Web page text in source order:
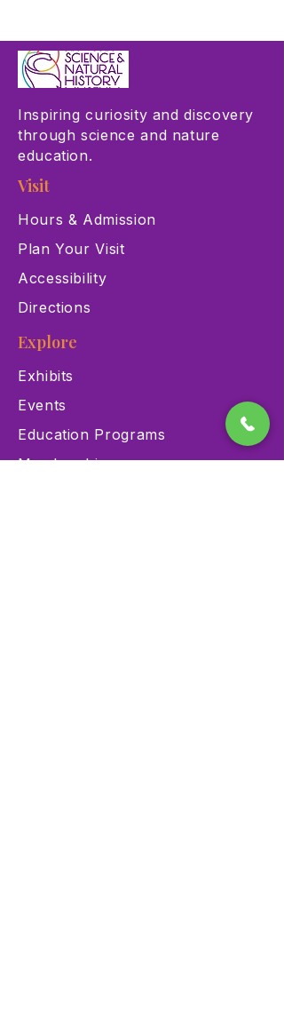
Inspiring curiosity and discovery
through science and nature
education.
Visit
Hours & Admission
Plan Your Visit
Accessibility
Directions
Explore
Exhibits
Events
Education Programs
Memberships